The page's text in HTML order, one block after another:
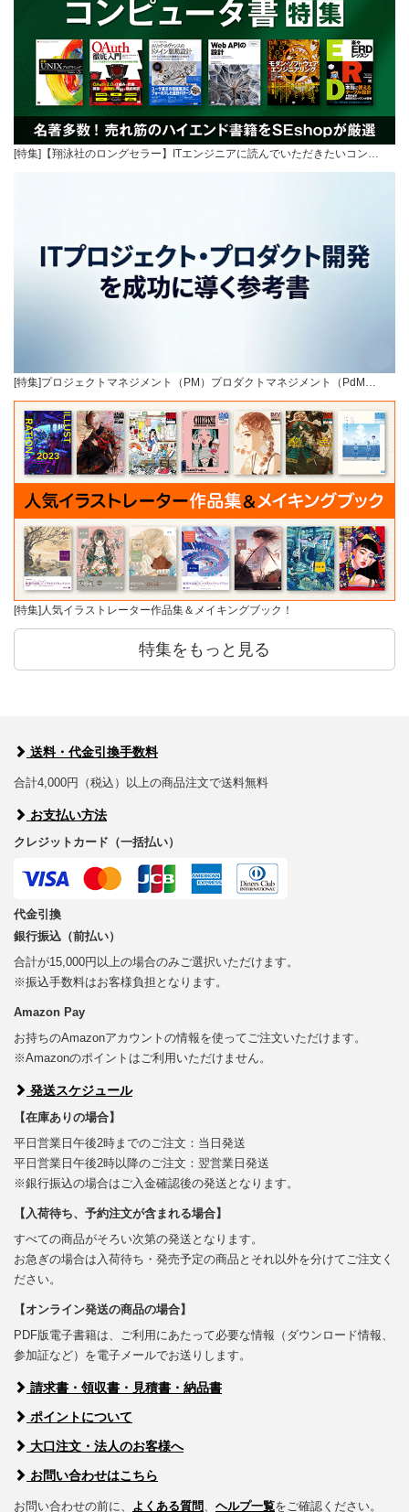
[特集]【翔泳社のロングセラー】ITエンジニアに読んでいただきたいコン…
[特集]プロジェクトマネジメント（PM）プロダクトマネジメント（PdM…
[特集]人気イラストレーター作品集＆メイキングブック！
特集をもっと見る
送料・代金引換手数料
合計4,000円（税込）以上の商品注文で送料無料
お支払い方法
クレジットカード（一括払い）
代金引換
銀行振込（前払い）
合計が15,000円以上の場合のみご選択いただけます。
※振込手数料はお客様負担となります。
Amazon Pay
お持ちのAmazonアカウントの情報を使ってご注文いただけます。
※Amazonのポイントはご利用いただけません。
発送スケジュール
【在庫ありの場合】
平日営業日午後2時までのご注文：当日発送
平日営業日午後2時以降のご注文：翌営業日発送
※銀行振込の場合はご入金確認後の発送となります。
【入荷待ち、予約注文が含まれる場合】
すべての商品がそろい次第の発送となります。
お急ぎの場合は入荷待ち・発売予定の商品とそれ以外を分けてご注文く
ださい。
【オンライン発送の商品の場合】
PDF版電子書籍は、ご利用にあたって必要な情報（ダウンロード情報、
参加証など）を電子メールでお送りします。
請求書・領収書・見積書・納品書
ポイントについて
大口注文・法人のお客様へ
お問い合わせはこちら
お問い合わせの前に、 よくある質問、 ヘルプ一覧をご確認ください。